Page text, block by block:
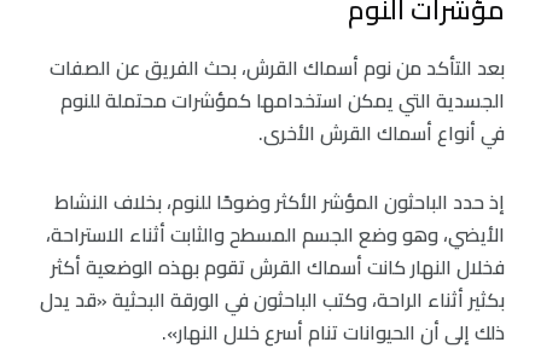
بعد التأكد من نوم أسماك القرش، بحث الفريق عن الصفات
الجسدية التي يمكن استخدامها كمؤشرات محتملة للنوم
في أنواع أسماك القرش الأخرى.
إذ حدد الباحثون المؤشر الأكثر وضوحًا للنوم، بخلاف النشاط
الأيضي، وهو وضع الجسم المسطح والثابت أثناء الاستراحة،
فخلال النهار كانت أسماك القرش تقوم بهذه الوضعية أكثر
بكثير أثناء الراحة، وكتب الباحثون في الورقة البحثية «قد يدل
ذلك إلى أن الحيوانات تنام أسرع خلال النهار».